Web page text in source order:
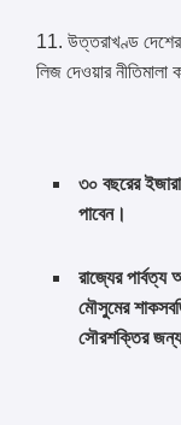
11. উত্তরাখণ্ড দেশের
লিজ দেওয়ার নীতিমালা
৩০ বছরের
পাবেন।
রাজ্যের
মৌসুমের
সৌরশক্তির জন্য